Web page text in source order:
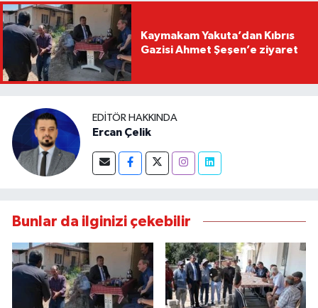
Kaymakam Yakuta’dan Kıbrıs
Gazisi Ahmet Şeşen’e ziyaret
EDITÖR HAKKINDA
Ercan Çelik
Bunlar da ilginizi çekebilir